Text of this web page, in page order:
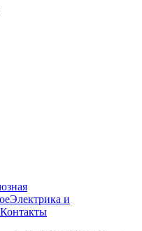
Электрика и
Контакты